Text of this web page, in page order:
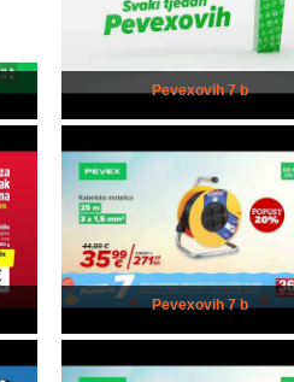
Pevexovih 7 b
Pevexovih 7 b